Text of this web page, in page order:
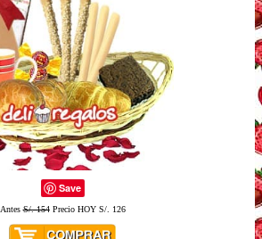
Save
AntesS/. 154Precio HOY S/. 126